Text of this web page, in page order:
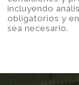
incluyendo
obligatorios y
sea necesario.